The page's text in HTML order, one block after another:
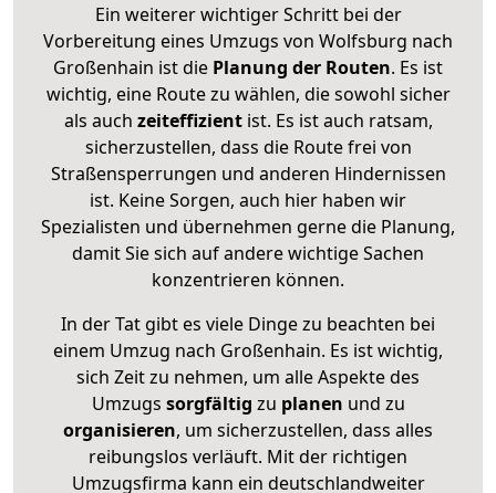
Ein weiterer wichtiger Schritt bei der
Vorbereitung eines Umzugs von Wolfsburg nach
Großenhain ist die Planung der Routen. Es ist
wichtig, eine Route zu wählen, die sowohl sicher
als auch zeiteffizientist. Es ist auch ratsam,
sicherzustellen, dass die Route frei von
Straßensperrungen und anderen Hindernissen
ist. Keine Sorgen, auch hier haben wir
Spezialisten und übernehmen gerne die Planung,
damit Sie sich auf andere wichtige Sachen
konzentrieren können.
In der Tat gibt es viele Dinge zu beachten bei
einem Umzug nach Großenhain. Es ist wichtig,
sich Zeit zu nehmen, um alle Aspekte des
Umzugs sorgfältig zu planen und zu
organisieren, um sicherzustellen, dass alles
reibungslos verläuft. Mit der richtigen
Umzugsfirma kann ein deutschlandweiter